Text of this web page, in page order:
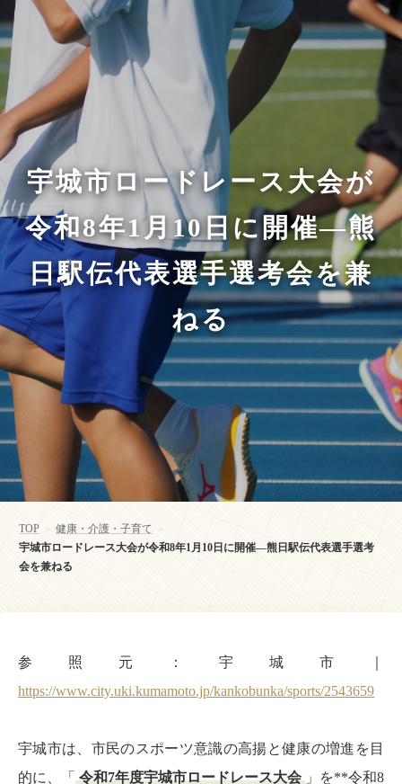
宇城市ロードレース大会が
令和8年1月10日に開催—熊
日駅伝代表選手選考会を兼
ねる
TOP > 健康・介護・子育て >
宇城市ロードレース大会が令和8年1月10日に開催—熊日駅伝代表選手選考
会を兼ねる
参照元：宇城市｜
https://www.city.uki.kumamoto.jp/kankobunka/sports/2543659
宇城市は、市民のスポーツ意識の高揚と健康の増進を目
的に、「 令和7年度宇城市ロードレース大会 」を**令和8